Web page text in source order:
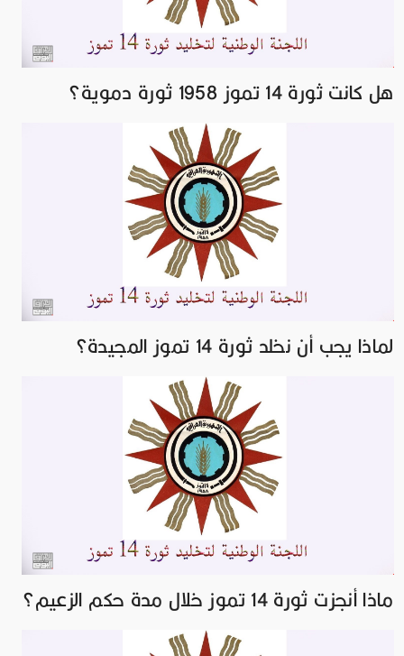
هل كانت ثورة 14 تموز 1958 ثورة دموية؟
لماذا يجب أن نخلد ثورة 14 تموز المجيدة؟
ماذا أنجزت ثورة 14 تموز خلال مدة حكم الزعيم؟